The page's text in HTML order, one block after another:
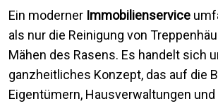
Ein moderner Immobilienservice
als nur die Reinigung von
Mähen des Rasens. Es handelt sich
ganzheitliches Konzept, das auf die
Eigentümern, Hausverwaltungen